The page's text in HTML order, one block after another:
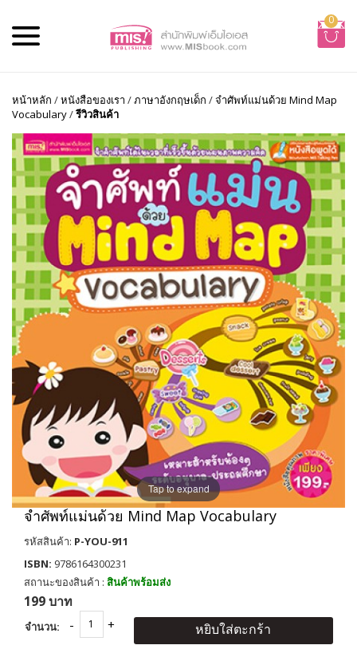
0
หน้าหลัก /หนังสือของเรา /ภาษาอังกฤษเด็ก /จำศัพท์แม่นด้วย Mind Map
Vocabulary/รีวิวสินค้า
Tap to expand
จำศัพท์แม่นด้วย Mind Map Vocabulary
รหัสสินค้า: P-YOU-911
ISBN: 9786164300231
สถานะของสินค้า : สินค้าพร้อมส่ง
199 บาท
จำนวน: หยิบใส่ตะกร้า